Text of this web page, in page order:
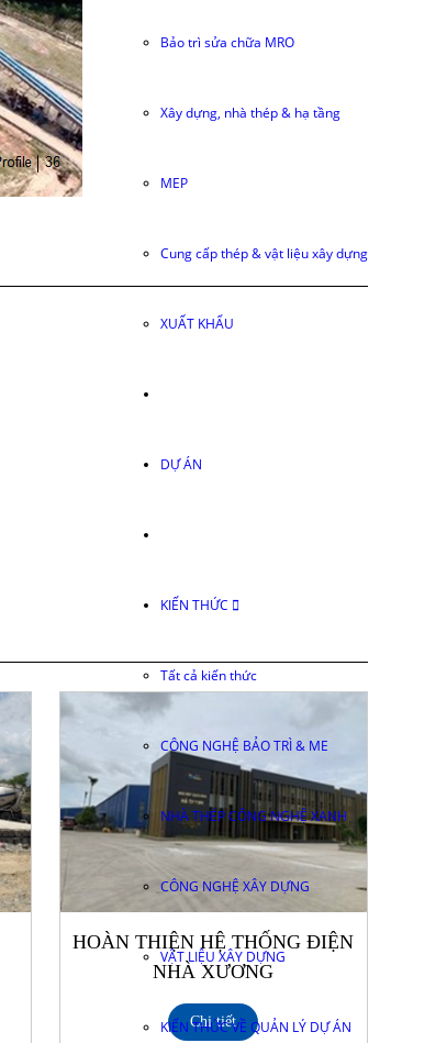
Bảo trì sửa chữa MRO
Xây dựng, nhà thép & hạ tầng
MEP
Cung cấp thép & vật liệu xây dựng
XUẤT KHẨU
DỰ ÁN
KIẾN THỨC
Tất cả kiến thức
CÔNG NGHỆ BẢO TRÌ & ME
NHÀ THÉP CÔNG NGHỆ XANH
CÔNG NGHỆ XÂY DỰNG
VẬT LIỆU XÂY DỰNG
KIẾN THỨC VỀ QUẢN LÝ DỰ ÁN
HOÀN THIỆN HỆ THỐNG ĐIỆN
NHÀ XƯƠNG
Chi tiết